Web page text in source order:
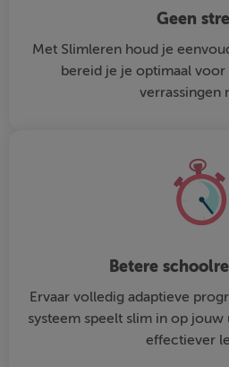
Geen
Met Slimleren houd je
bereid je je optimaal
verrassingen
Betere
Ervaar volledig adaptieve
systeem speelt slim in op jouw
effectiever